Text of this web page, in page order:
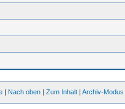
| Nach oben |Zum Inhalt |Archiv-Modus